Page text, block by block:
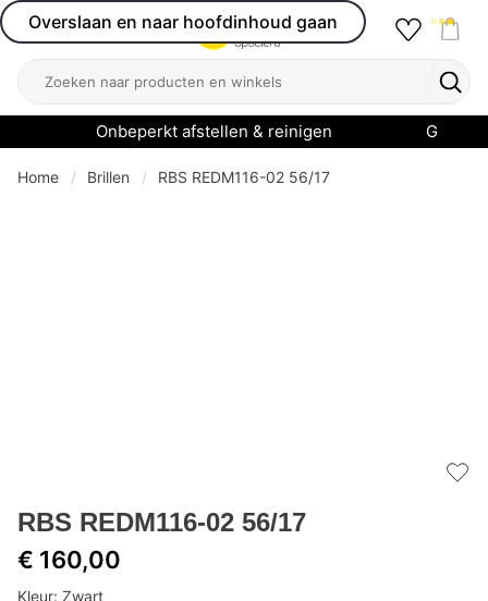
Overslaan en naar hoofdinhoud gaan
Open menu
Zoeken
Onbeperkt afstellen & reinigen
Home Brillen RBS REDM116-02 56/17
RBS REDM116-02 56/17
€ 160,00
Kleur: Zwart